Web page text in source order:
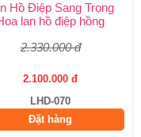
Hồ Điệp Sang Trọng
lan hồ điệp hồng
2.330.000 đ
2.100.000 đ
LHD-070
Đặt hàng